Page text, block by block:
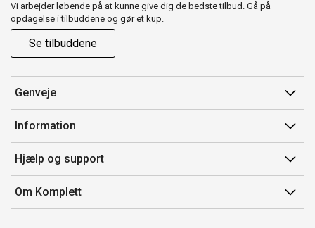
Vi arbejder løbende på at kunne give dig de bedste tilbud. Gå på
opdagelse i tilbuddene og gør et kup.
Se tilbuddene
Genveje
Min side
Ordrehistorik
Gavekort
Information
Salgsbetingelser
Mærker/producent
Fortrydelsesret
Hjælp og support
Kontakt os
Kundeservice
Om Komplett